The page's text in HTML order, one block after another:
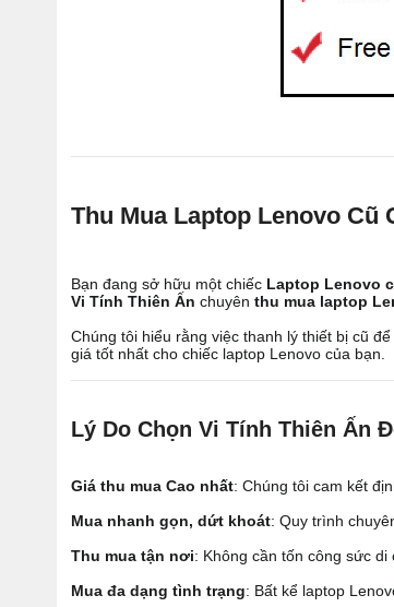
Thu Mua Laptop Lenovo Cũ
Bạn đang sở hữu một chiếc Laptop Lenovo
Vi Tính Thiên Ấn chuyên thu mua laptop
Chúng tôi hiểu rằng việc thanh lý thiết bị cũ
giá tốt nhất cho chiếc laptop Lenovo của bạn.
Lý Do Chọn Vi Tính Thiên Ấn
Giá thu mua Cao nhất: Chúng tôi cam kết
Mua nhanh gọn, dứt khoát: Quy trình
Thu mua tận nơi: Không cần tốn công sức
Mua đa dạng tình trạng: Bất kể laptop